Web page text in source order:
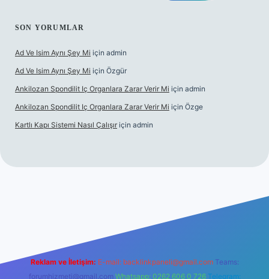
SON YORUMLAR
Ad Ve Isim Aynı Şey Mi için admin
Ad Ve Isim Aynı Şey Mi için Özgür
Ankilozan Spondilit Iç Organlara Zarar Verir Mi için admin
Ankilozan Spondilit Iç Organlara Zarar Verir Mi için Özge
Kartlı Kapı Sistemi Nasıl Çalışır için admin
Reklam ve İletişim: E-mail: backlinkpaneli@gmail.com Teams:
forumhizmeti@gmail.com Whatsapp: 0262 606 0 726 Telegram: